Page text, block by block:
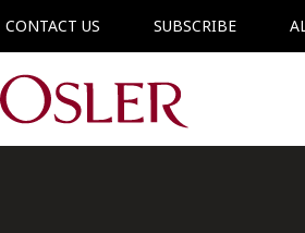
CONTACT US SUBSCRIBE
Main